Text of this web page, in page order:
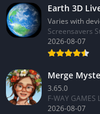
Earth 3D
Varies with
Screensavers
2026-08-07
Merge
3.65.0
F-WAY GAMES
2026-08-07